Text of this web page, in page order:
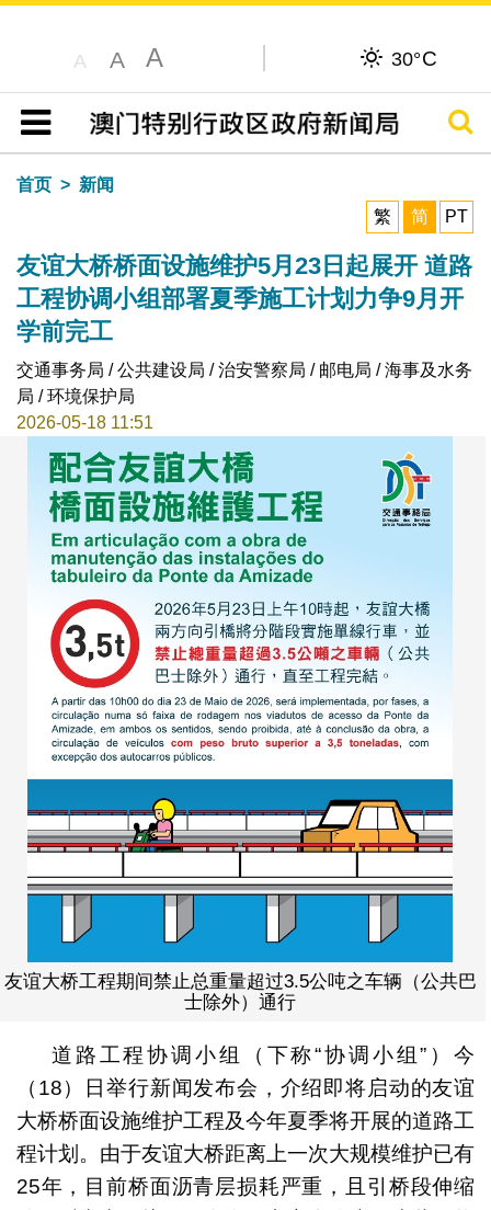
A A A 30°C
目录
搜寻
首页
新闻
繁
简 PT
友谊大桥桥面设施维护5月23日起展开 道路
工程协调小组部署夏季施工计划力争9月开
学前完工
交通事务局 / 公共建设局 / 治安警察局 / 邮电局 / 海事及水务
局 / 环境保护局
2026-05-18 11:51
友谊大桥工程期间禁止总重量超过3.5公吨之车辆（公共巴
士除外）通行
道路工程协调小组（下称“协调小组”）今
（18）日举行新闻发布会，介绍即将启动的友谊
大桥桥面设施维护工程及今年夏季将开展的道路工
程计划。由于友谊大桥距离上一次大规模维护已有
25年，目前桥面沥青层损耗严重，且引桥段伸缩